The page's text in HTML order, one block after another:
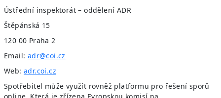
Ústřední inspektorát – oddělení ADR
Štěpánská 15
120 00 Praha 2
Email: adr@coi.cz
Web: adr.coi.cz
Spotřebitel může využít rovněž platformu pro řešení sporů